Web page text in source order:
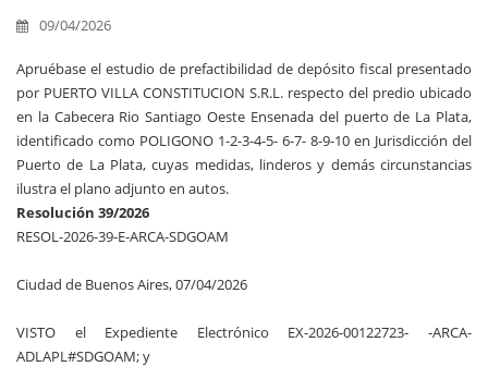
09/04/2026
Apruébase el estudio de prefactibilidad de depósito fiscal presentado
por PUERTO VILLA CONSTITUCION S.R.L. respecto del predio ubicado
en la Cabecera Rio Santiago Oeste Ensenada del puerto de La Plata,
identificado como POLIGONO 1-2-3-4-5- 6-7- 8-9-10 en Jurisdicción del
Puerto de La Plata, cuyas medidas, linderos y demás circunstancias
ilustra el plano adjunto en autos.
Resolución 39/2026
RESOL-2026-39-E-ARCA-SDGOAM
Ciudad de Buenos Aires, 07/04/2026
VISTO el Expediente Electrónico EX-2026-00122723- -ARCA-
ADLAPL#SDGOAM; y